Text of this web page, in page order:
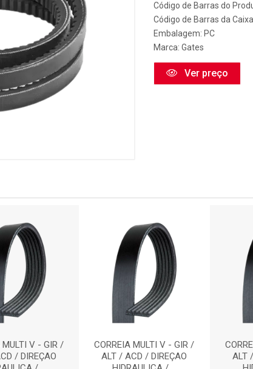
Código de Barras do
Código de Barras da
Embalagem: PC
Marca: Gates
Ver preço
MULTI V - GIR /
/ DIREÇAO
CORREIA MULTI V - GIR /
ALT / ACD / DIREÇAO
ALT